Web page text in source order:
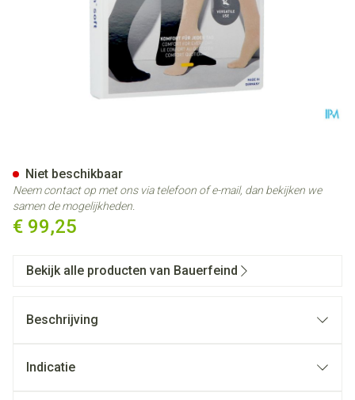
€ 99,25
Niet beschikbaar
Neem contact op met ons via telefoon of e-mail, dan bekijken we
samen de mogelijkheden.
Bekijk alle producten van Bauerfeind
Beschrijving
Indicatie